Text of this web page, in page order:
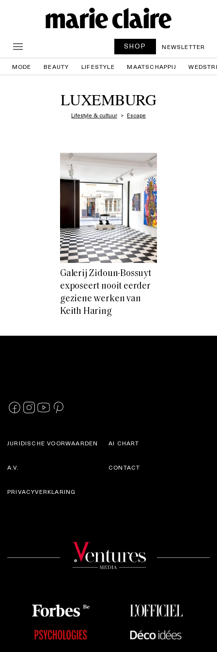
SHOP NEWSLETTER
MODE BEAUTY LIFESTYLE MAATSCHAPPIJ
LUXEMBURG
Lifestyle & cultuur Escape
Galerij Zidoun-Bossuyt
exposeert nooit eerder
geziene werken van
Keith Haring
JURIDISCHE VOORWAARDEN
A.V.
AI CHART
CONTACT
PRIVACYVERKLARING